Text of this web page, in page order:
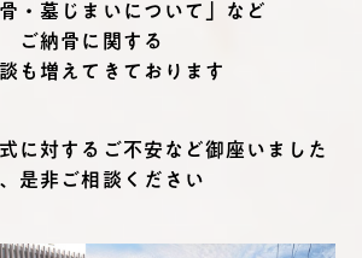
骨・墓じまいについて」など
ご納骨に関する
も増えてきております
に対するご不安など御座いました
是非ご相談ください